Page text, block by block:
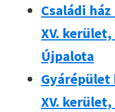
Családi
XV.
Újpalota
Gyárépület
XV.